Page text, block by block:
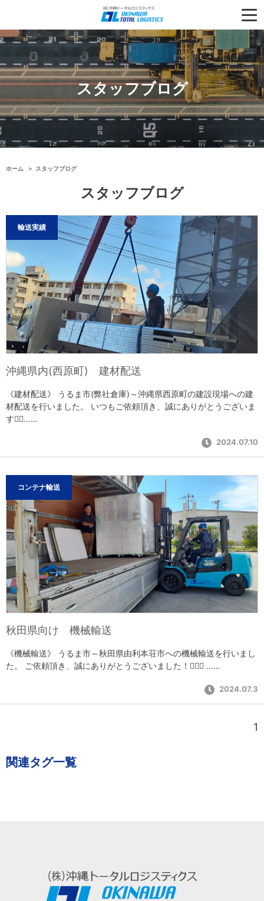
スタッフブログ
ホーム スタッフブログ
スタッフブログ
輸送実績
沖縄県内(西原町) 建材配送
《建材配送》 うるま市(弊社倉庫)～沖縄県西原町の建設現場への建
材配送を行いました。 いつもご依頼頂き、誠にありがとうございま
す🙇‍♀️……
2024.07.10
コンテナ輸送
秋田県向け 機械輸送
《機械輸送》 うるま市～秋田県由利本荘市への機械輸送を行いまし
た。 ご依頼頂き、誠にありがとうございました！🙇‍♀️✨ ……
2024.07.3
1
関連タグ一覧